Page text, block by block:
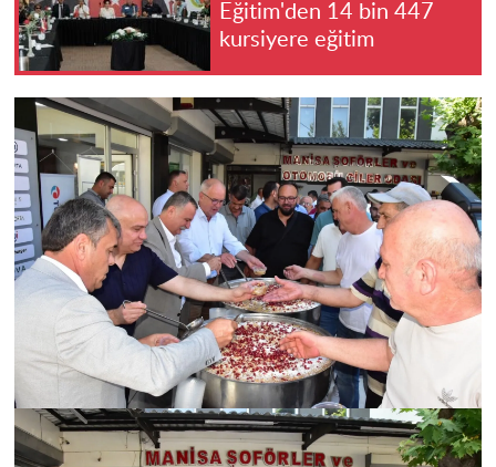
Eğitim'den 14 bin 447
kursiyere eğitim